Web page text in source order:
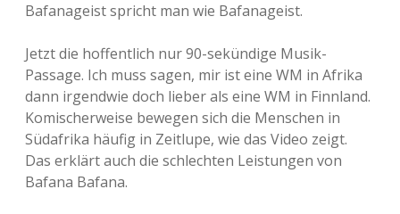
Bafanageist spricht man wie Bafanageist.
Jetzt die hoffentlich nur 90-sekündige Musik-
Passage. Ich muss sagen, mir ist eine WM in Afrika
dann irgendwie doch lieber als eine WM in Finnland.
Komischerweise bewegen sich die Menschen in
Südafrika häufig in Zeitlupe, wie das Video zeigt.
Das erklärt auch die schlechten Leistungen von
Bafana Bafana.